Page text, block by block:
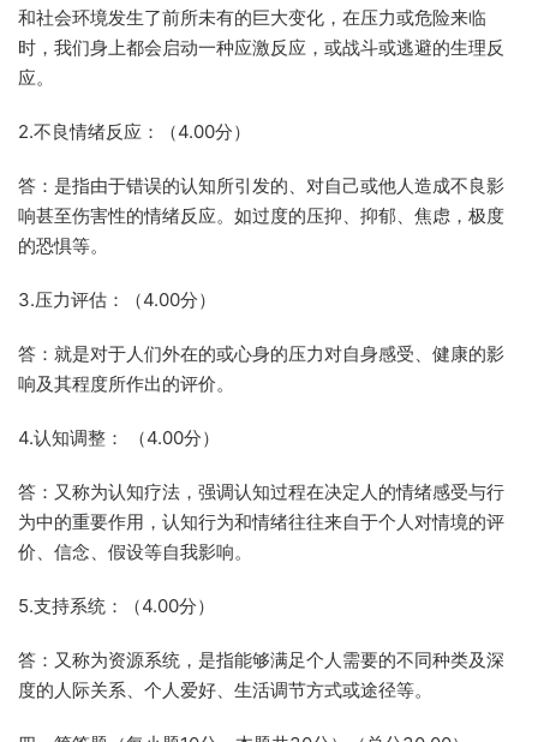
和社会环境发生了前所未有的巨大变化，在压力或危险来临
时，我们身上都会启动一种应激反应，或战斗或逃避的生理反
应。
2.不良情绪反应：（4.00分）
答：是指由于错误的认知所引发的、对自己或他人造成不良影
响甚至伤害性的情绪反应。如过度的压抑、抑郁、焦虑，极度
的恐惧等。
3.压力评估：（4.00分）
答：就是对于人们外在的或心身的压力对自身感受、健康的影
响及其程度所作出的评价。
4.认知调整： （4.00分）
答：又称为认知疗法，强调认知过程在决定人的情绪感受与行
为中的重要作用，认知行为和情绪往往来自于个人对情境的评
价、信念、假设等自我影响。
5.支持系统：（4.00分）
答：又称为资源系统，是指能够满足个人需要的不同种类及深
度的人际关系、个人爱好、生活调节方式或途径等。